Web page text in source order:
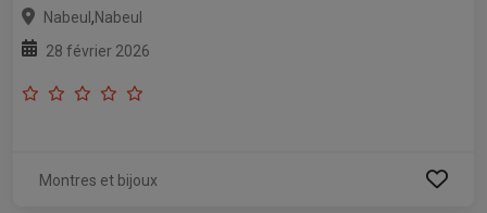
Nabeul ,Nabeul
28 février 2026
Montres et bijoux